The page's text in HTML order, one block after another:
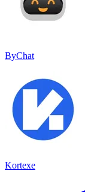
ByChat
Kortexe